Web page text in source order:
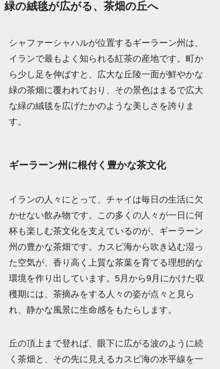
緑の絨毯が広がる、茶畑の丘へ
シャファーシャハルが位置するギーラーン州は、
イランで最もよく知られる紅茶の産地です。町か
ら少し足を伸ばすと、広大な丘陵一面が鮮やかな
緑の茶畑に覆われており、その景色はまるで広大
な緑の絨毯を広げたかのような美しさを誇りま
す。
ギーラーン州に根付く豊かな茶文化
イランの人々にとって、チャイは毎日の生活に欠
かせない飲み物です。この多くの人々が一日に何
杯も楽しむ茶文化を支えているのが、ギーラーン
州の豊かな茶畑です。カスピ海から吹き込む湿っ
た空気が、香り高く上質な茶葉を育てる理想的な
環境を作り出しています。5月から9月にかけた収
穫期には、茶摘みをする人々の姿が点々と見ら
れ、静かな風景に生命感をもたらします。
丘の頂上まで登れば、眼下に広がる波のように続
く茶畑と、その先に見えるカスピ海の水平線を一